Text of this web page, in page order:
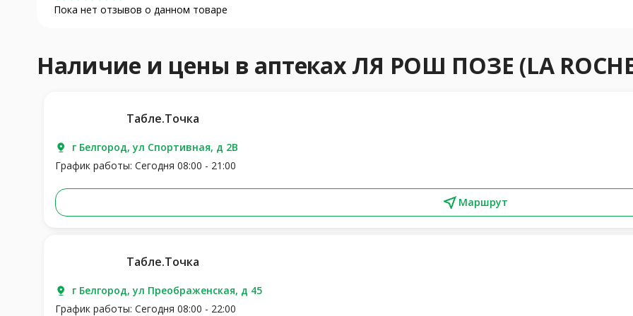
Пока нет отзывов о данном товаре
Наличие и цены в аптеках ЛЯ РОШ ПОЗЕ (LA ROCHE
Табле.Точка
г Белгород, ул Спортивная, д 2В
График работы: Сегодня 08:00 - 21:00
Маршрут
Табле.Точка
г Белгород, ул Преображенская, д 45
График работы: Сегодня 08:00 - 22:00